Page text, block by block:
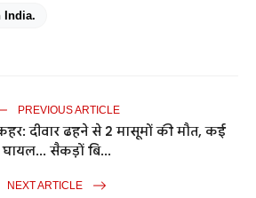
India.
PREVIOUS ARTICLE
दीवार ढहने से 2 मासूमों की मौत, कई
घायल... सैकड़ों बि...
NEXT ARTICLE